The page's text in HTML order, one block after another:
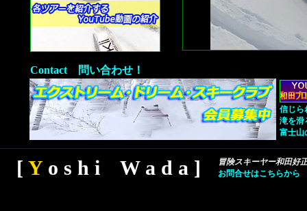
Contact 問い合わせ！
信じら
滝を滑
富士山
[ Y o s h i W a d a ]
冒険スキーヤー和田好
お問合せはこちらから